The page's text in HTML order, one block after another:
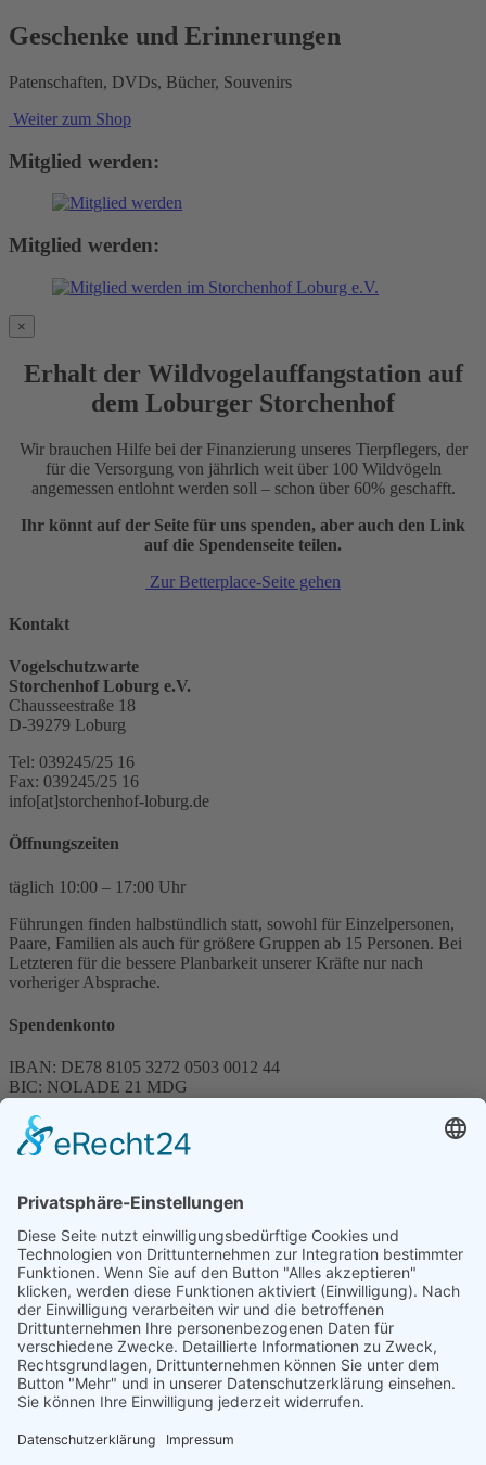
Geschenke und Erinnerungen
Patenschaften, DVDs, Bücher, Souvenirs
Weiter zum Shop
Mitglied werden:
Mitglied werden:
×
Erhalt der Wildvogelauffangstation auf
dem Loburger Storchenhof
Wir brauchen Hilfe bei der Finanzierung unseres Tierpflegers, der
für die Versorgung von jährlich weit über 100 Wildvögeln
angemessen entlohnt werden soll – schon über 60% geschafft.
Ihr könnt auf der Seite für uns spenden, aber auch den Link
auf die Spendenseite teilen.
Zur Betterplace-Seite gehen
Kontakt
Vogelschutzwarte
Storchenhof Loburg e.V.
Chausseestraße 18
D-39279 Loburg
Tel: 039245/25 16
Fax: 039245/25 16
info[at]storchenhof-loburg.de
Öffnungszeiten
täglich 10:00 – 17:00 Uhr
Führungen finden halbstündlich statt, sowohl für Einzelpersonen,
Paare, Familien als auch für größere Gruppen ab 15 Personen. Bei
Letzteren für die bessere Planbarkeit unserer Kräfte nur nach
vorheriger Absprache.
Spendenkonto
IBAN: DE78 8105 3272 0503 0012 44
BIC: NOLADE 21 MDG
Spenden können steuerlich abgesetzt werden
Förderung
© 1987 – 2025
Storchenhof Loburg e.V.
Alle Rechte vorbehalten.
Cookie-Einstellungen
Navigation überspringen
Impressum
Haftungsausschluss